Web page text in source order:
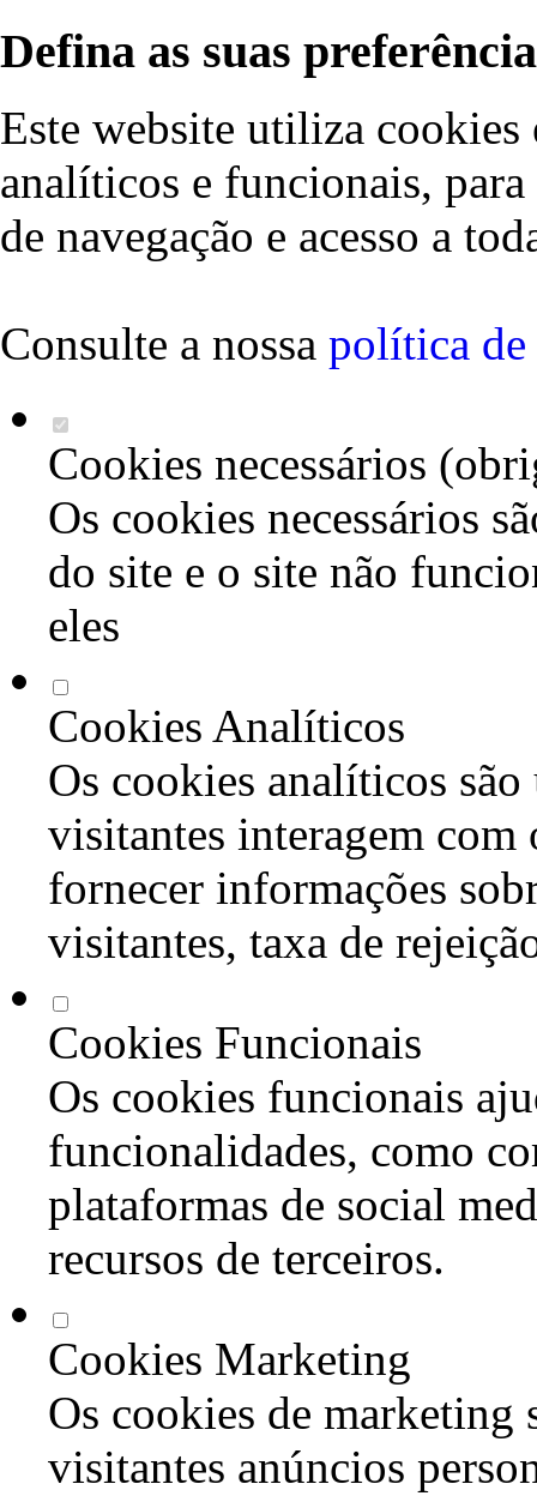
Defina as suas
Este website utiliza cookies
analíticos e funcionais,
de navegação e acesso a
Consulte a nossa política de
Cookies necessários
Os cookies necessários
do site e o site não
eles
Cookies Analíticos
Os cookies analíticos são
visitantes interagem com
fornecer informações
visitantes, taxa de
Cookies Funcionais
Os cookies funcionais
funcionalidades, como
plataformas de social
recursos de terceiros.
Cookies Marketing
Os cookies de marketing
visitantes anúncios